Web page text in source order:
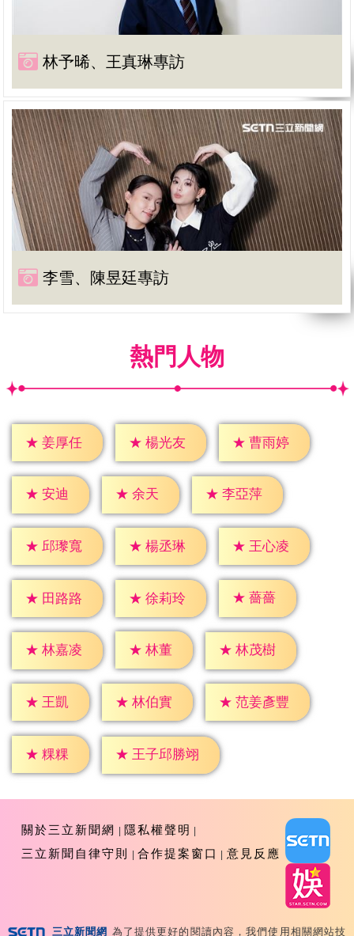
林予晞、王真琳專訪
李雪、陳昱廷專訪
熱門人物
★ 姜厚任 ★ 楊光友 ★ 曹雨婷
★ 安迪 ★ 余天 ★ 李亞萍
★ 邱瓈寬 ★ 楊丞琳 ★ 王心凌
★ 田路路 ★ 徐莉玲 ★ 薔薔
★ 林嘉凌 ★ 林董 ★ 林茂樹
★ 王凱 ★ 林伯實 ★ 范姜彥豐
★ 粿粿 ★ 王子邱勝翊
關於三立新聞網
隱私權聲明
三立新聞自律守則
合作提案窗口 意見反應
三立新聞網 為了提供更好的閱讀內容，我們使用相關網站技